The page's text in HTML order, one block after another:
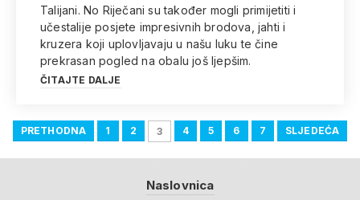
Talijani. No Riječani su također mogli primijetiti i
učestalije posjete impresivnih brodova, jahti i
kruzera koji uplovljavaju u našu luku te čine
prekrasan pogled na obalu još ljepšim.
ČITAJTE DALJE
PRETHODNA 1 2 3 4 5 6 7 SLJEDEĆA
Naslovnica